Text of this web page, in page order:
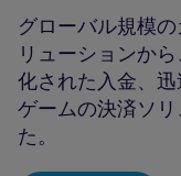
グローバル規模
リューションか
化された入金、
ゲームの決済ソ
た。